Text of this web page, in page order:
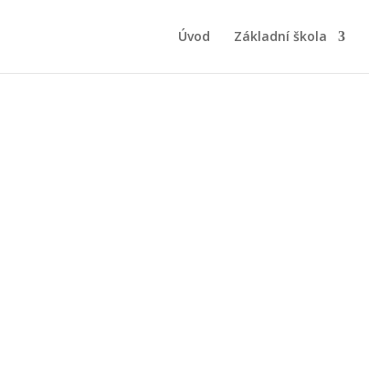
Úvod Základní škola